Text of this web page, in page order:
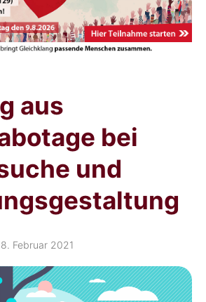
aus
bei
und
Februar 2021